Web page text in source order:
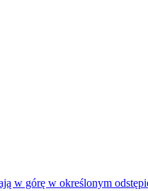
w górę w określonym